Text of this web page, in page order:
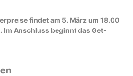
findet am 5. März um 18.00
Im Anschluss beginnt das Get-